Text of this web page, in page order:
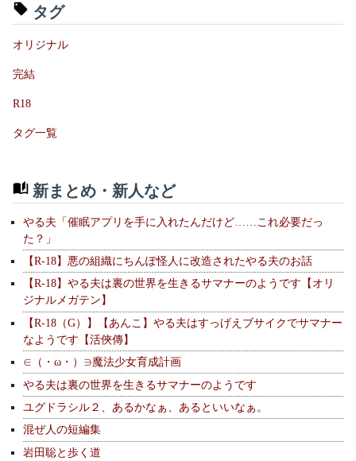
タグ
オリジナル
完結
R18
タグ一覧
新まとめ・新人など
やる夫「催眠アプリを手に入れたんだけど……これ必要だっ
た？」
【R-18】悪の組織にちんぽ怪人に改造されたやる夫のお話
【R-18】やる夫は裏の世界を生きるサマナーのようです【オリ
ジナルメガテン】
【R-18（G）】【あんこ】やる夫はすっげえブサイクでサマナー
なようです【活俠傳】
∈（・ω・）∋魔法少女育成計画
やる夫は裏の世界を生きるサマナーのようです
ユグドラシル２、あるかなぁ、あるといいなぁ。
混ぜ人の短編集
岩田聡と歩く道